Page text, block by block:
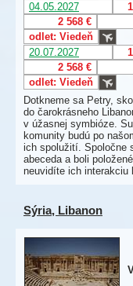
04.05.2027
2 568 €
odlet: Viedeň
20.07.2027
2 568 €
odlet: Viedeň
Dotkneme sa Petry,
do čarokrásneho
v úžasnej symbióze.
komunity budú po
ich spolužití. Spoločne
abeceda a boli
neuvidíte ich interakciu
Sýria, Libanon